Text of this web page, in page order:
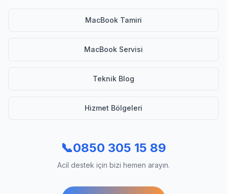
MacBook Tamiri
MacBook Servisi
Teknik Blog
Hizmet Bölgeleri
📞0850 305 15 89
Acil destek için bizi hemen arayın.